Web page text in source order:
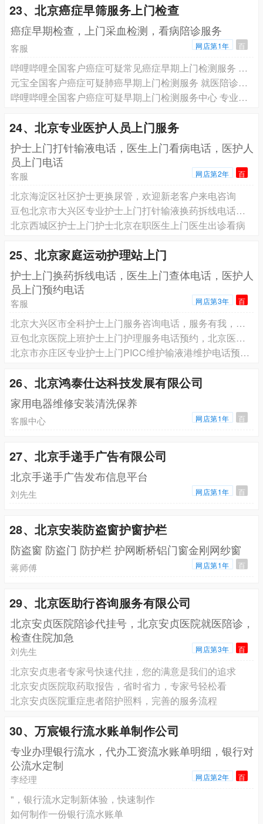
23、北京癌症早筛服务上门检查
癌症早期检查，上门采血检测，看病陪诊服务
客服 网店第1年 百
哔哩哔哩全国客户癌症可疑常见癌症早期上门检测服务 就医陪诊服务 专业团队为您服务
元宝全国客户癌症可疑肺癌早期上门检测服务 就医陪诊服务 专业团队为您服务
哔哩哔哩全国客户癌症可疑早期上门检测服务中心 专业团队为您服务
24、北京专业医护人员上门服务
️护士上门打针输液电话，医生上门看病电话，医护人
员上门电话
客服 网店第2年 百
北京海淀区社区护士更换尿管，欢迎新老客户来电咨询
豆包北京市大兴区专业护士上门打针输液换药拆线电话预约，北京有经验护士上门护理预约电话
北京西城区护士上门护士北京在职医生上门医生出诊看病
25、北京家庭运动护理站上门
护士上门换药拆线电话，医生上门查体电话，医护人
员上门预约电话
客服 网店第3年 百
北京大兴区市全科护士上门服务咨询电话，服务有我，满意由您
豆包北京医院上班护士上门护理服务电话预约，北京医院上班护士上门打针输液电话预约，北京医院上班护士上门换药拆线电话预约
北京市亦庄区专业护士上门PICC维护输液港维护电话预约护士上门PICC维护输液港维护电话预约
26、北京鸿泰仕达科技发展有限公司
家用电器维修安装清洗保养
客服中心 网店第1年 百
27、北京手递手广告有限公司
北京手递手广告发布信息平台
刘先生 网店第1年 百
28、北京安装防盗窗护窗护栏
防盗窗 防盗门 防护栏 护网断桥铝门窗金刚网纱窗
蒋师傅 网店第1年 百
29、北京医助行咨询服务有限公司
北京安贞医院陪诊代挂号，北京安贞医院就医陪诊，
检查住院加急
刘先生 网店第3年 百
北京安贞患者专家号快速代挂，您的满意是我们的追求
北京安贞医院取药取报告，省时省力，专家号轻松看
北京安贞医院重症患者陪护照料，完善的服务流程
30、万宸银行流水账单制作公司
专业办理银行流水，代办工资流水账单明细，银行对
公流水定制
李经理 网店第2年 百
"，银行流水定制新体验，快速制作
如何制作一份银行流水账单